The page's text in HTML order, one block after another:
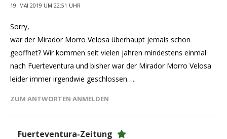
19. MAI 2019 UM 22:51 UHR
Sorry,
war der Mirador Morro Velosa überhaupt jemals schon
geöffnet? Wir kommen seit vielen jahren mindestens einmal
nach Fuerteventura und bisher war der Mirador Morro Velosa
leider immer irgendwie geschlossen…..
ZUM ANTWORTEN ANMELDEN
Fuerteventura-Zeitung